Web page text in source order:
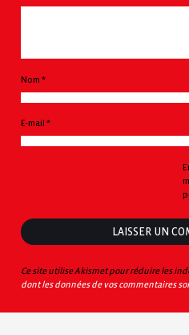
Nom*
E-mail*
Ce site utilise Akismet pour réduire les
dont les données de vos commentaires